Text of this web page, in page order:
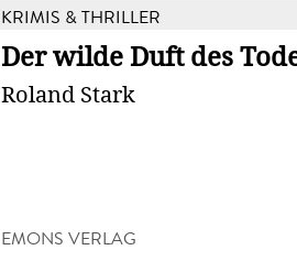
KRIMIS & THRILLER
Der wilde Duft des
Roland Stark
EMONS VERLAG